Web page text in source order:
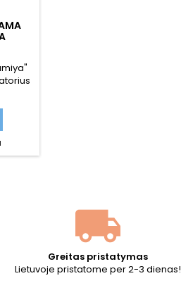
Greitas pristatymas
Lietuvoje pristatome per 2-3 dienas!